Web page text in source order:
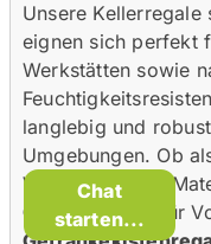
Unsere
eignen sich perfekt
Werkstätten sowie
langlebig und
Umgebungen. Ob
Werkzeuge und
Garagenregal
für
Chat
starten...